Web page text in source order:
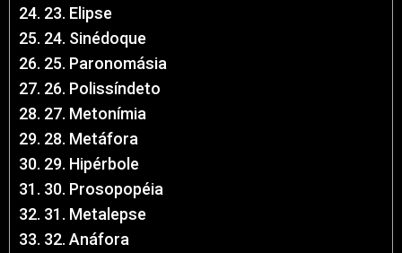
23. Elipse
24. Sinédoque
25. Paronomásia
26. Polissíndeto
27. Metonímia
28. Metáfora
29. Hipérbole
30. Prosopopéia
31. Metalepse
32. Anáfora